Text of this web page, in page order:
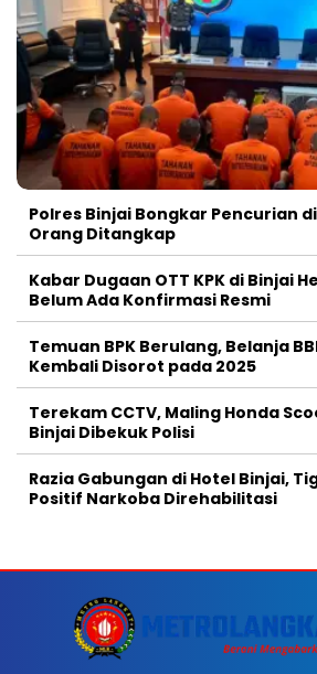
Polres Binjai Bongkar Pencurian
Orang Ditangkap
Kabar Dugaan OTT KPK di Binjai
Belum Ada Konfirmasi Resmi
Temuan BPK Berulang, Belanja
Kembali Disorot pada 2025
Terekam CCTV, Maling Honda
Binjai Dibekuk Polisi
Razia Gabungan di Hotel Binjai,
Positif Narkoba Direhabilitasi